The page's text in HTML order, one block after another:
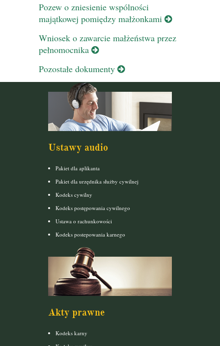
Pozew o zniesienie wspólności
majątkowej pomiędzy małżonkami
Wniosek o zawarcie małżeństwa przez
pełnomocnika
Pozostałe dokumenty
Ustawy audio
Pakiet dla aplikanta
Pakiet dla urzędnika służby cywilnej
Kodeks cywilny
Kodeks postępowania cywilnego
Ustawa o rachunkowości
Kodeks postepowania karnego
Akty prawne
Kodeks karny